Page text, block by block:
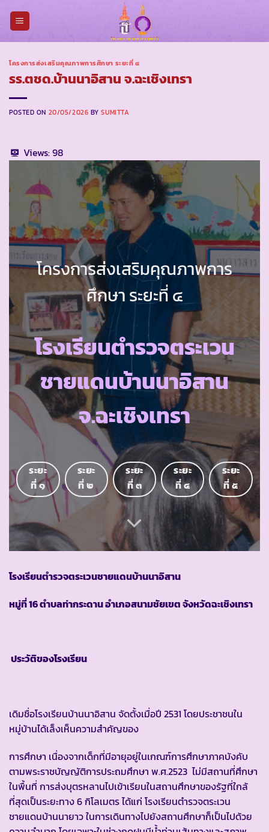
โครงการส่งเสริมคุณภาพการศึกษา ระยะที่ ๔
รร.ตชด.บ้านนาอิสาน จ.ฉะเชิงเทรา
POSTED ON 20/05/2026 BYSUMITTA
Views:98
โครงการส่งเสริมคุณภาพการ
ศึกษา ระยะที่ ๔
โรงเรียนตำรวจตระเวน
ชายแดนบ้านนาอิสาน
จ.ฉะเชิงเทรา
ระยะ
ที่ ๑
ระยะ
ที่ ๒
ระยะ
ที่ ๓
ระยะ
ที่ ๔
ระยะ
ที่ ๕
โรงเรียนตำรวจตระเวนชายแดนบ้านนาอิสาน
หมู่ที่ 16 ตำบลท่ากระดาน อำเภอสนามชัยเขต จังหวัดฉะเชิงเทรา
ประวัติของโรงเรียน
เดิมชื่อโรงเรียนบ้านนาอิสาน จัดตั้งเมื่อปี 2531 โดยประชาชนใน
หมู่บ้านได้เล็งเห็นความสำคัญของ
การศึกษา เนื่องจากเด็กที่มีอายุอยู่ในเกณฑ์การศึกษาภาคบังคับ
ตามพระราชบัญญัติการประถมศึกษา พ.ศ.2523 ไม่มีสถานที่ศึกษา
ในพื้นที่ การส่งบุตรหลานไปเข้าเรียนในสถานศึกษาของรัฐที่ใกล้
ที่สุดเป็นระยะทาง 6 กิโลเมตร ได้แก่ โรงเรียนตำรวจตระเวน
ชายแดนบ้านนายาว ในการเดินทางไปยังสถานศึกษาก็เป็นไปด้วย